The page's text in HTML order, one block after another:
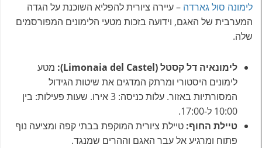
לימונה סול גארדה – עיירה ציורית להפליא השוכנת על הגדה
המערבית של האגם, וידועה בזכות מטעי הלימונים המפורסמים
שלה.
לימונאיה דל קסטל (Limonaia del Castel):
מטע
לימונים היסטורי ומרתק המדגים את שיטות הגידול
המסורתיות באזור. עלות כניסה: 3 אירו. שעות פעילות: בין
10:00 ל-17:00.
טיילת החוף: טיילת ציורית המוקפת בבתי קפה ומציעה נוף
פתוח ומרגיע אל עבר האגם וההרים שמנגד.